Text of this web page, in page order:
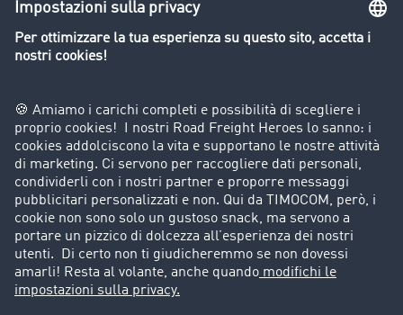
Panoramica della borsa di carichi
Divieti di circolazione per mezzi pesanti
Azienda
Porta un nuovo cliente
Storie di successo
Informazioni legali
Note legali